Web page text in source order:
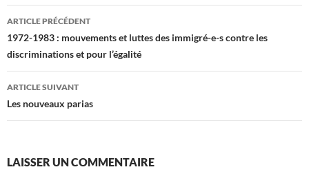
Navigation
des
articles
ARTICLE PRÉCÉDENT
1972-1983 : mouvements et luttes des immigré-e-s contre les
discriminations et pour l’égalité
ARTICLE SUIVANT
Les nouveaux parias
LAISSER UN COMMENTAIRE